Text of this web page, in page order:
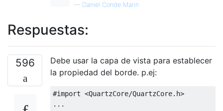
— Daniel Conde Marin
Respuestas:
596
Debe usar la capa de vista para establecer
la propiedad del borde. p.ej:
#import <QuartzCore/QuartzCore.h>
...